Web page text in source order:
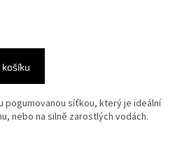
pogumovanou síťkou, který je ideální
nebo na silně zarostlých vodách.